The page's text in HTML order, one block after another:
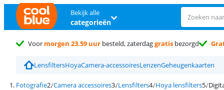
Bekijk alle
categorieën
Voor morgen 23.59 uur besteld, zaterdaggratis bezorgd
LensfiltersHoyaCamera-accessoiresLenzenGeheugenkaarten
Fotografie Camera accessoires Lensfilters Hoya lensfilters